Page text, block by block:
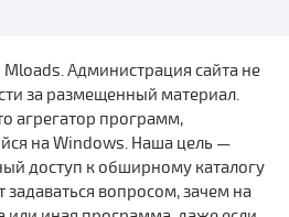
Администрация сайта не
за размещенный материал.
агрегатор программ,
на Windows. Наша цель —
доступ к обширному каталогу
вопросом, зачем на